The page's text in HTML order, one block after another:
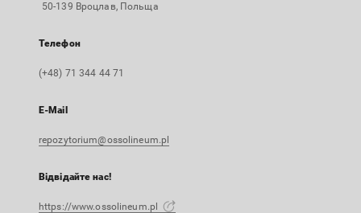
50-139 Вроцлав, Польща
Телефон
(+48) 71 344 44 71
E-Mail
repozytorium@ossolineum.pl
Відвідайте нас!
https://www.ossolineum.pl